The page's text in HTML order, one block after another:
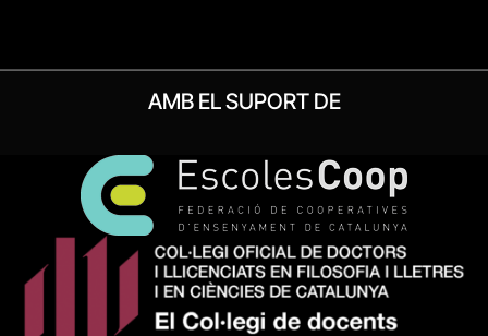
AMB EL SUPORT DE